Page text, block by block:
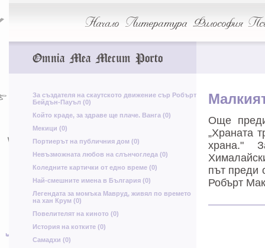
А
Я
Ч П
Т
д
Ц
л
ц
о
И
ФГ
Й
Начало Литература Философия
Omnia Mea Mecum Porto
За създателя на скаутското движение сър Робърт
Бейдън-Пауъл (0)
Който краде, за здраве ще плаче. Ванга (0)
Мекици (0)
Портиерът на публичния дом (0)
Невъзможната любов на слънчогледа (0)
Коледните картички от едно време (0)
Най-смешните имена в България (0)
Легендата за момъка Мавруд, живял по времето
на хан Крум (0)
Повелителят на киното (0)
История на котките (0)
Самадхи (0)
Още
„Храната
храна."
път преди
Робърт